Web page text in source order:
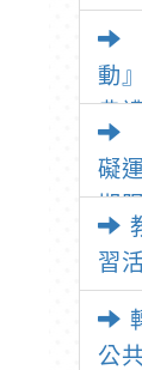
動
典
礙
期
習
公